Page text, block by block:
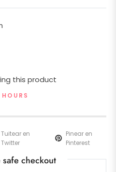
this product
Tuitear en
Twitter
Pinear en
Pinterest
checkout